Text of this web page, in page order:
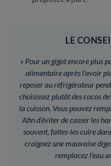
LE
« Pour un gigot encore plus
alimentaire après l’avoir
reposer au réfrigérateur
choisissez plutôt des cocos
la cuisson. Vous pouvez
Afin d’éviter de casser les
souvent, faites-les cuire
craignez une mauvaise
remplacez l’eau